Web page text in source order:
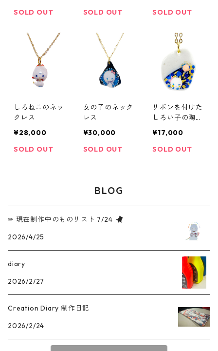
SOLD OUT
SOLD OUT
SOLD OUT
しろねこのネッ
クレス
¥28,000
SOLD OUT
女の子のネック
レス
¥30,000
SOLD OUT
リボンを付けた
しろい子の陶片
¥17,000
SOLD OUT
BLOG
✏︎ 現在制作中のものリスト 7/24
2026/4/25
diary
2026/2/27
Creation Diary 制作日記
2026/2/24